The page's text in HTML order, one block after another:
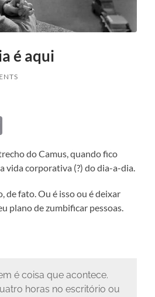
é aqui
do Camus, quando fico
vida corporativa (?) do dia-a-dia.
de fato. Ou é isso ou é deixar
plano de zumbificar pessoas.
é coisa que acontece.
horas no escritório ou